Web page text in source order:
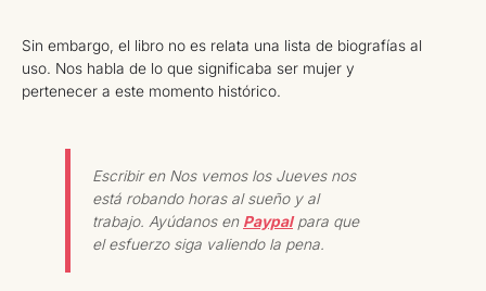
Sin embargo, el libro no es relata una lista de biografías al
uso. Nos habla de lo que significaba ser mujer y
pertenecer a este momento histórico.
Escribir en Nos vemos los Jueves nos
está robando horas al sueño y al
trabajo. Ayúdanos en Paypalpara que
el esfuerzo siga valiendo la pena.